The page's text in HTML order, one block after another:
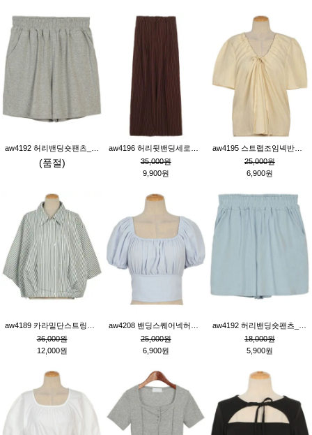
(품절)
35,000원
9,900원
25,000원
6,900원
36,000원
12,000원
25,000원
6,900원
18,000원
5,900원